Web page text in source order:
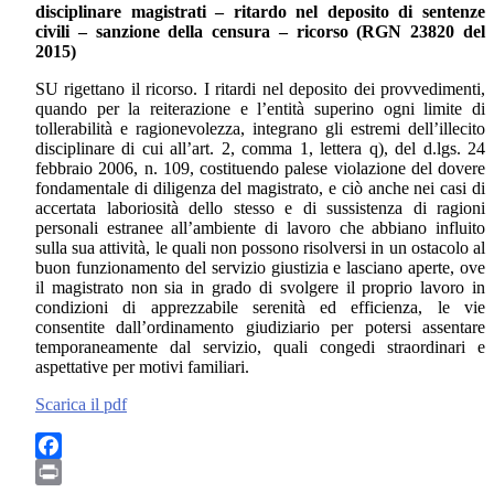
disciplinare magistrati – ritardo nel deposito di sentenze
civili – sanzione della censura – ricorso (RGN 23820 del
2015)
SU rigettano il ricorso. I ritardi nel deposito dei provvedimenti,
quando per la reiterazione e l’entità superino ogni limite di
tollerabilità e ragionevolezza, integrano gli estremi dell’illecito
disciplinare di cui all’art. 2, comma 1, lettera q), del d.lgs. 24
febbraio 2006, n. 109, costituendo palese violazione del dovere
fondamentale di diligenza del magistrato, e ciò anche nei casi di
accertata laboriosità dello stesso e di sussistenza di ragioni
personali estranee all’ambiente di lavoro che abbiano influito
sulla sua attività, le quali non possono risolversi in un ostacolo al
buon funzionamento del servizio giustizia e lasciano aperte, ove
il magistrato non sia in grado di svolgere il proprio lavoro in
condizioni di apprezzabile serenità ed efficienza, le vie
consentite dall’ordinamento giudiziario per potersi assentare
temporaneamente dal servizio, quali congedi straordinari e
aspettative per motivi familiari.
Scarica il pdf
Facebook